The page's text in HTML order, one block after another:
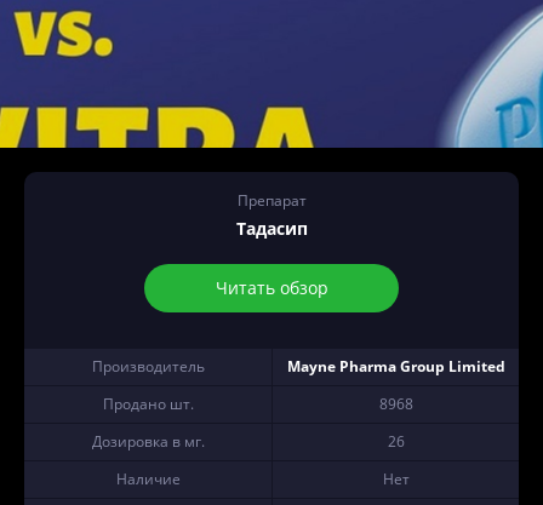
Препарат
Тадасип
Читать обзор
Производитель
Mayne Pharma Group Limited
Продано шт.
8968
Дозировка в мг.
26
Наличие
Нет